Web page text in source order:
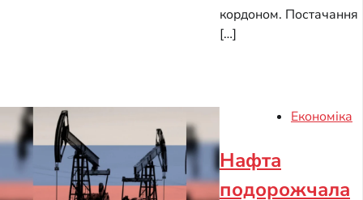
кордоном. Постачання
[…]
Економіка
Нафта
подорожчала